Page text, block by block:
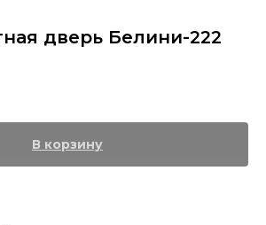
дверь Белини-222
В корзину